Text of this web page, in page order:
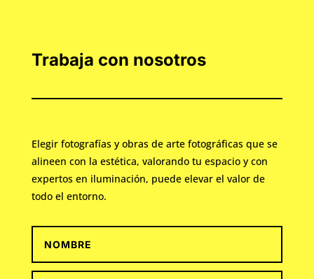
Trabaja con nosotros
Elegir fotografías y obras de arte fotográficas que se
alineen con la estética, valorando tu espacio y con
expertos en iluminación, puede elevar el valor de
todo el entorno.